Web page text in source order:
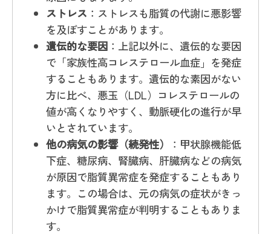
ストレス ：ストレスも脂質の代謝に悪影響
を及ぼすことがあります。
遺伝的な要因：上記以外に、遺伝的な要因
で「家族性高コレステロール血症」を発症
することもあります。遺伝的な素因がない
方に比べ、悪玉（LDL）コレステロールの
値が高くなりやすく、動脈硬化の進行が早
いとされています。
他の病気の影響（続発性）
：甲状腺機能低
下症、糖尿病、腎臓病、肝臓病などの病気
が原因で脂質異常症を発症することもあり
ます。この場合は、元の病気の症状がきっ
かけで脂質異常症が判明することもありま
す。